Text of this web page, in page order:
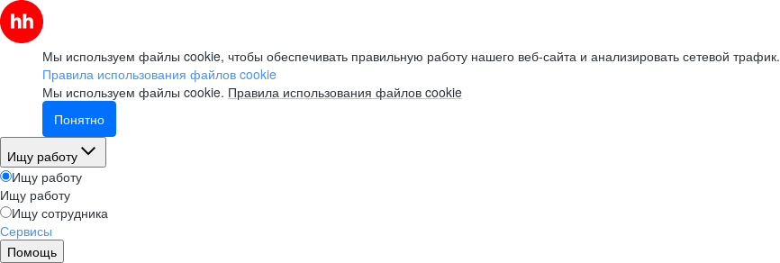
Мы используем файлы cookie, чтобы обеспечивать правильную работу нашего веб-сайта и анализировать сетевой трафик.
Правила использования файлов cookie
Мы используем файлы cookie. Правила использования файлов cookie
Понятно
Ищу работу
Ищу работу
Ищу работу
Ищу сотрудника
Сервисы
Помощь